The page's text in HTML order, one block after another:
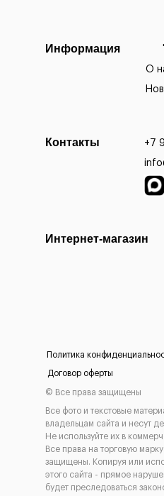
наличными
приехать и самостоятельно
товар наличными деньгами в
Информация
Контакты
+7
Интернет-магазин
О
© Все права защищены
Политика
Договор оферты
Все фото и текстовые
владельцам сайта и несут
Не используйте их в
Все права на торговую
защищены. Копируя или
этого сайта - прямое
будет преследоваться